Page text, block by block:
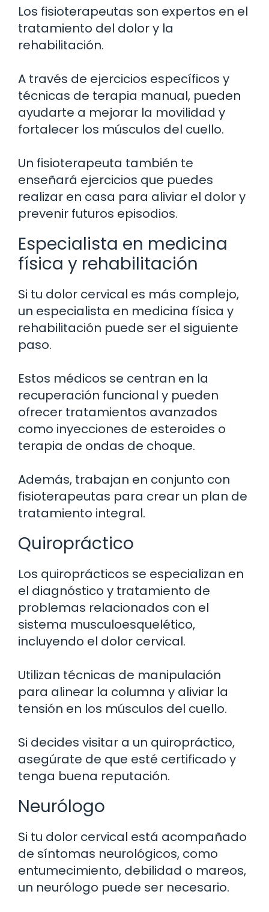
Los fisioterapeutas son expertos en el
tratamiento del dolor y la
rehabilitación.
A través de ejercicios específicos y
técnicas de terapia manual, pueden
ayudarte a mejorar la movilidad y
fortalecer los músculos del cuello.
Un fisioterapeuta también te
enseñará ejercicios que puedes
realizar en casa para aliviar el dolor y
prevenir futuros episodios.
Especialista en medicina
física y rehabilitación
Si tu dolor cervical es más complejo,
un especialista en medicina física y
rehabilitación puede ser el siguiente
paso.
Estos médicos se centran en la
recuperación funcional y pueden
ofrecer tratamientos avanzados
como inyecciones de esteroides o
terapia de ondas de choque.
Además, trabajan en conjunto con
fisioterapeutas para crear un plan de
tratamiento integral.
Quiropráctico
Los quiroprácticos se especializan en
el diagnóstico y tratamiento de
problemas relacionados con el
sistema musculoesquelético,
incluyendo el dolor cervical.
Utilizan técnicas de manipulación
para alinear la columna y aliviar la
tensión en los músculos del cuello.
Si decides visitar a un quiropráctico,
asegúrate de que esté certificado y
tenga buena reputación.
Neurólogo
Si tu dolor cervical está acompañado
de síntomas neurológicos, como
entumecimiento, debilidad o mareos,
un neurólogo puede ser necesario.